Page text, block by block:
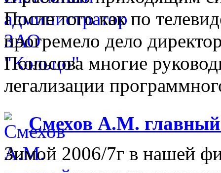
После того как по
прогремело дело
Поносова многие
легализации
Смехов А.М.
Зимой 2006/7г в нашей